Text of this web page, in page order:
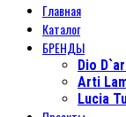
Главная
Каталог
БРЕНДЫ
Dio
Arti
Lucia